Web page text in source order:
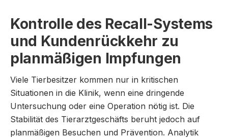
Kontrolle des Recall-Systems
und Kundenrückkehr zu
planmäßigen Impfungen
Viele Tierbesitzer kommen nur in kritischen
Situationen in die Klinik, wenn eine dringende
Untersuchung oder eine Operation nötig ist. Die
Stabilität des Tierarztgeschäfts beruht jedoch auf
planmäßigen Besuchen und Prävention. Analytik